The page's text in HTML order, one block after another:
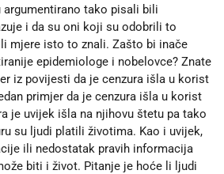
tako pisali bili
i da su oni koji su odobrili to
mjere isto to znali. Zašto bi inače
epidemiologe i nobelovce? Znate
iz povijesti da je cenzura išla u korist
primjer da je cenzura išla u korist
je uvijek išla na njihovu štetu pa tako
su ljudi platili životima. Kao i uvijek,
ili nedostatak pravih informacija
biti i život. Pitanje je hoće li ljudi